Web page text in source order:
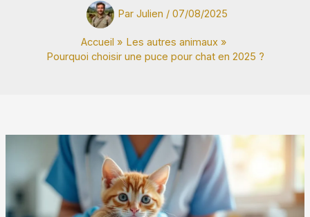
Par Julien / 07/08/2025
Accueil
Les autres animaux
Pourquoi choisir une puce pour chat en 2025 ?